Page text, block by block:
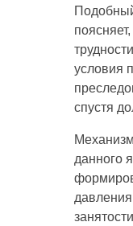
условия
спустя
данного